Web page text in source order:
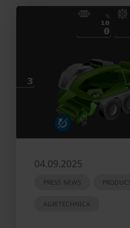
04.09.2025
PRESS NEWS PRODUCT
AGRITECHNICA